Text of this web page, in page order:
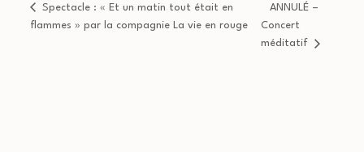
Spectacle : « Et un matin tout était en
flammes » par la compagnie La vie en rouge
ANNULÉ –
Concert
méditatif